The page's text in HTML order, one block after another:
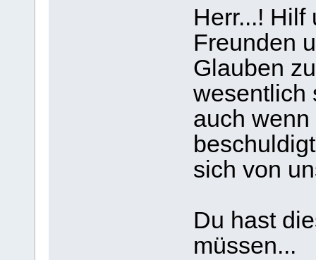
Herr...! Hilf
Freunden
Glauben
wesentlich
auch
sich von
Du hast
müssen...